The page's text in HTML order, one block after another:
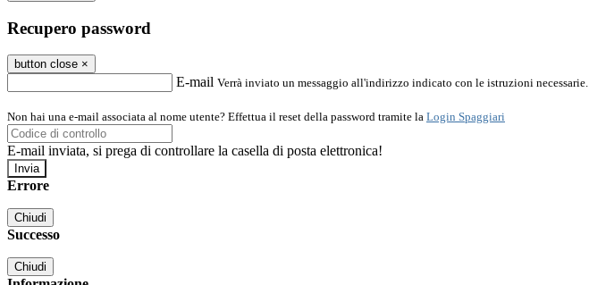
Recupero password
button close ×
E-mail Verrà inviato un messaggio all'indirizzo indicato con le istruzioni necessarie.
Non hai una e-mail associata al nome utente? Effettua il reset della password tramite la Login Spaggiari
E-mail inviata, si prega di controllare la casella di posta elettronica!
Errore
Chiudi
Successo
Chiudi